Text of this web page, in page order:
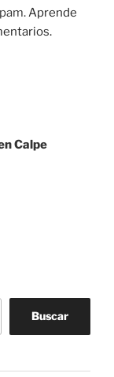
Aprende
Calpe
Buscar